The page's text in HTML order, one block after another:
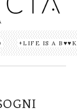
LIFE IS A B♥♥K